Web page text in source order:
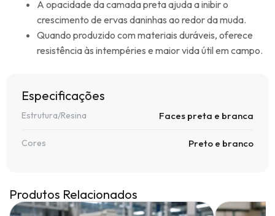
A opacidade da camada preta ajuda a inibir o
crescimento de ervas daninhas ao redor da muda.
Quando produzido com materiais duráveis, oferece
resistência às intempéries e maior vida útil em campo.
Especificações
Estrutura/Resina Faces preta e branca
Cores Preto e branco
Produtos Relacionados